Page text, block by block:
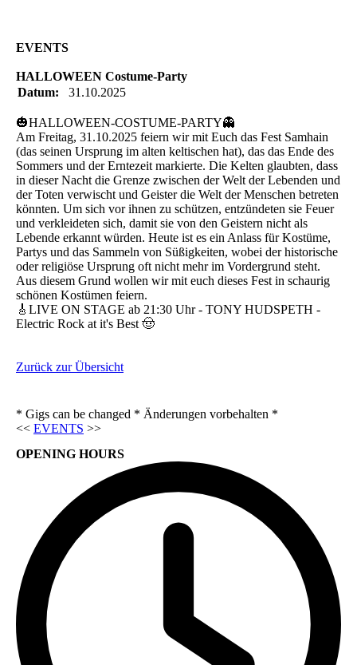
EVENTS
HALLOWEEN Costume-Party
Datum:
31.10.2025
🎃HALLOWEEN-COSTUME-PARTY👻
Am Freitag, 31.10.2025 feiern wir mit Euch das Fest Samhain
(das seinen Ursprung im alten keltischen hat), das das Ende des
Sommers und der Erntezeit markierte. Die Kelten glaubten, dass
in dieser Nacht die Grenze zwischen der Welt der Lebenden und
der Toten verwischt und Geister die Welt der Menschen betreten
könnten. Um sich vor ihnen zu schützen, entzündeten sie Feuer
und verkleideten sich, damit sie von den Geistern nicht als
Lebende erkannt würden. Heute ist es ein Anlass für Kostüme,
Partys und das Sammeln von Süßigkeiten, wobei der historische
oder religiöse Ursprung oft nicht mehr im Vordergrund steht.
Aus diesem Grund wollen wir mit euch dieses Fest in schaurig
schönen Kostümen feiern.
🎸LIVE ON STAGE ab 21:30 Uhr - TONY HUDSPETH -
Electric Rock at it's Best 🤠
Zurück zur Übersicht
* Gigs can be changed * Änderungen vorbehalten *
<< EVENTS >>
OPENING HOURS